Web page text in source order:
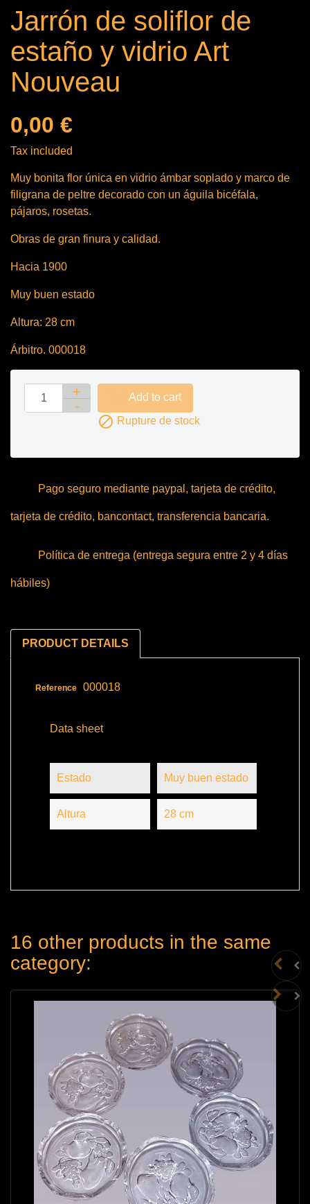
Jarrón de soliflor de
estaño y vidrio Art
Nouveau
0,00 €
Tax included
Muy bonita flor única en vidrio ámbar soplado y marco de
filigrana de peltre decorado con un águila bicéfala,
pájaros, rosetas.
Obras de gran finura y calidad.
Hacia 1900
Muy buen estado
Altura: 28 cm
Árbitro. 000018
Add to cart
 Rupture de stock
Pago seguro mediante paypal, tarjeta de crédito,
tarjeta de crédito, bancontact, transferencia bancaria.
Política de entrega (entrega segura entre 2 y 4 días
hábiles)
PRODUCT DETAILS
Reference 000018
Data sheet
Estado Muy buen estado
Altura 28 cm
16 other products in the same
category: